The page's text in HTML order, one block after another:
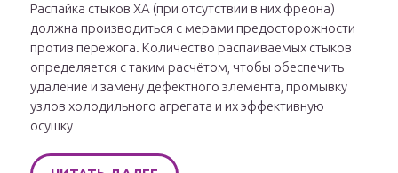
Распайка стыков ХА (при отсутствии в них фреона)
должна производиться с мерами предосторожности
против пережога. Количество распаиваемых стыков
определяется с таким расчётом, чтобы обеспечить
удаление и замену дефектного элемента, промывку
узлов холодильного агрегата и их эффективную
осушку